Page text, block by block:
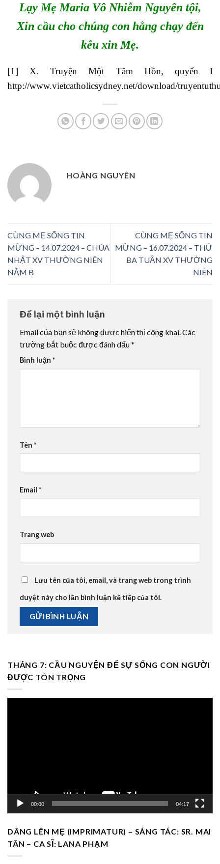
Lạy Mẹ Maria Vô Nhiễm Nguyên tội,
Xin cầu cho chúng con hằng chạy đến
kêu xin Mẹ.
[1] X. Truyện Một Tâm Hồn, quyển I
http://www.vietcatholicsydney.net/download/
HOÀNG NGUYÊN
CÙNG MẸ SỐNG TIN
MỪNG – 14.07.2024 – CHÚA
NHẬT XV THƯỜNG NIÊN
NĂM B
CÙNG MẸ SỐNG TIN
MỪNG – 16.07.2024 – THỨ
BA TUẦN XV THƯỜNG
NIÊN
Để lại một bình luận
Email của bạn sẽ không được hiển thị công khai.Các
trường bắt buộc được đánh dấu*
Bình luận *
Tên *
Email *
Trang web
Lưu tên của tôi, email, và trang web trong trình
duyệt này cho lần bình luận kế tiếp của tôi.
THÁNG 7: CẦU NGUYỆN ĐỂ SỰ SỐNG CON NGƯỜI
ĐƯỢC TÔN TRỌNG
00:00 04:17
DÂNG LÊN MẸ (IMPRIMATUR) – SÁNG TÁC: SR. MAI
TÂN – CA SĨ: LANA PHẠM